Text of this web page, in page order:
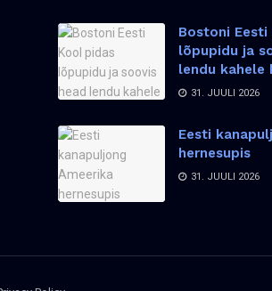
Bostoni
lõpupidu ja
lendu
31. JUULI 2026
Eesti
hernesupis
31. JUULI 2026